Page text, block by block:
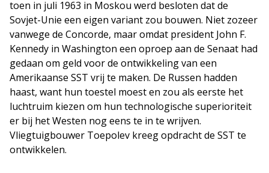
toen in juli 1963 in Moskou werd besloten dat de
Sovjet-Unie een eigen variant zou bouwen. Niet zozeer
vanwege de Concorde, maar omdat president John F.
Kennedy in Washington een oproep aan de Senaat had
gedaan om geld voor de ontwikkeling van een
Amerikaanse SST vrij te maken. De Russen hadden
haast, want hun toestel moest en zou als eerste het
luchtruim kiezen om hun technologische superioriteit
er bij het Westen nog eens te in te wrijven.
Vliegtuigbouwer Toepolev kreeg opdracht de SST te
ontwikkelen.